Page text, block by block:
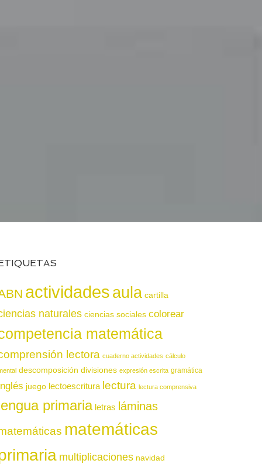
actividadesaula cartilla
naturales ciencias sociales colorear
matemática
lectora cuaderno actividades cálculo
descomposición divisiones expresión escrita gramática
juego lectoescritura lectura lectura comprensiva
primaria letras láminas
matemáticas
multiplicaciones navidad